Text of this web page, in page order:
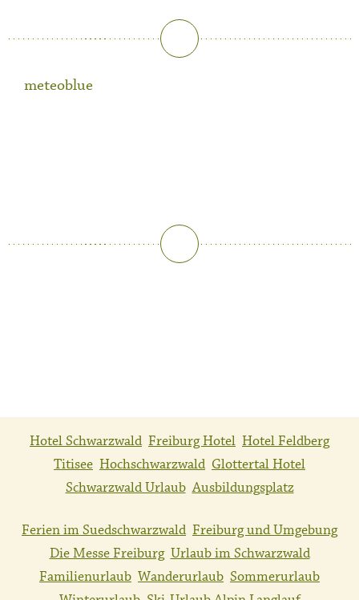
meteoblue
Hotel Schwarzwald Freiburg Hotel Hotel Feldberg
Titisee Hochschwarzwald Glottertal Hotel
Schwarzwald Urlaub Ausbildungsplatz
Ferien im Suedschwarzwald Freiburg und Umgebung
Die Messe Freiburg Urlaub im Schwarzwald
Familienurlaub Wanderurlaub Sommerurlaub